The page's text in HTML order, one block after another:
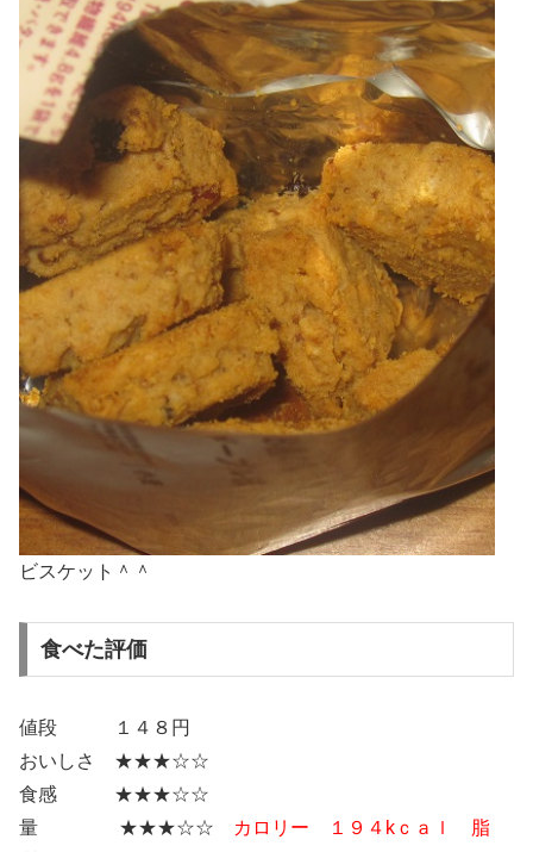
ビスケット＾＾
食べた評価
値段 １４８円
おいしさ ★★★☆☆
食感 ★★★☆☆
量 ★★★☆☆
カロリー １９４kｃａｌ 脂